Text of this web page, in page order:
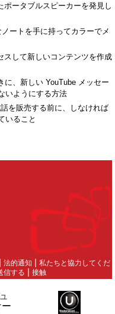
ータブルスピーカーを発見し
ートを手に持ってカラーでメ
スして新しいコンテンツを作成
に、新しい YouTube メッセー
いようにする方法
を販売する前に、しなければ
いること
| 法的通知 | 私たちと協力してくだ
信する | 接触